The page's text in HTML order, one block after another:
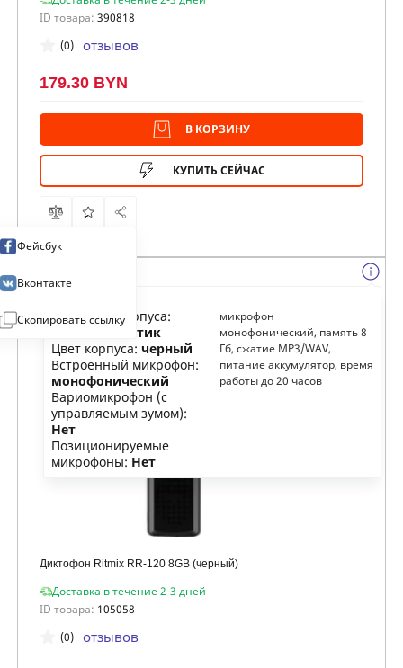
ID товара: 390818
(0) отзывов
179.30 BYN
В КОРЗИНУ
КУПИТЬ СЕЙЧАС
Фейсбук
Вконтакте
Скопировать ссылку
Диктофон Ritmix RR-120 8GB (черный)
Доставка в течение 2-3 дней
ID товара: 105058
Материал корпуса:
металл, пластик
Цвет корпуса: черный
Встроенный микрофон:
монофонический
Вариомикрофон (с
управляемым зумом):
Нет
Позиционируемые
микрофоны: Нет
микрофон
монофонический, память 8
Гб, сжатие MP3/WAV,
питание аккумулятор, время
работы до 20 часов
(0) отзывов